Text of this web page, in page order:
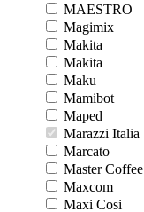
MAESTRO
Magimix
Makita
Makita
Maku
Mamibot
Maped
Marazzi Italia
Marcato
Master Coffee
Maxcom
Maxi Cosi